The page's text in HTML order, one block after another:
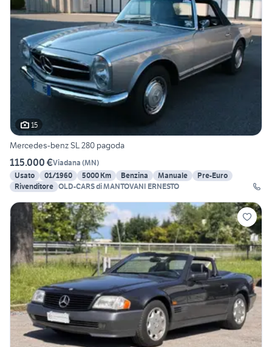
15
Mercedes-benz SL 280 pagoda
115.000 €Viadana (MN)
Usato
01/1960 5000 Km Benzina Manuale
Pre-Euro
Rivenditore OLD-CARS di MANTOVANI ERNESTO